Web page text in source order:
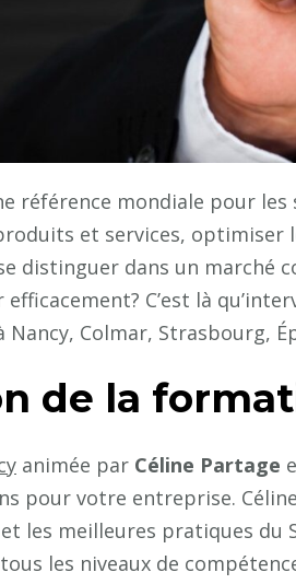
référence mondiale pour
et services, optimiser
distinguer dans un
C’est là
Colmar, Strasbourg,
de la
animée par Céline Partage
pour votre entreprise.
les meilleures pratiques du
les niveaux de